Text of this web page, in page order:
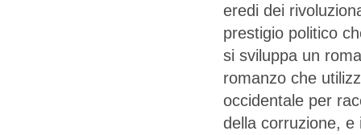
eredi dei
prestigio politico
si sviluppa un
romanzo che
occidentale per
della corruzione,